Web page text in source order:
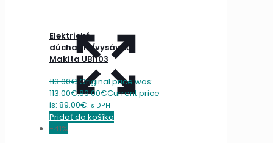
Elektrické
dúchadlo/vysávač
Makita UB1103
113.00€ Original price was:
113.00€.89.00€Current price
is: 89.00€. s DPH
Pridať do košíka
-41%